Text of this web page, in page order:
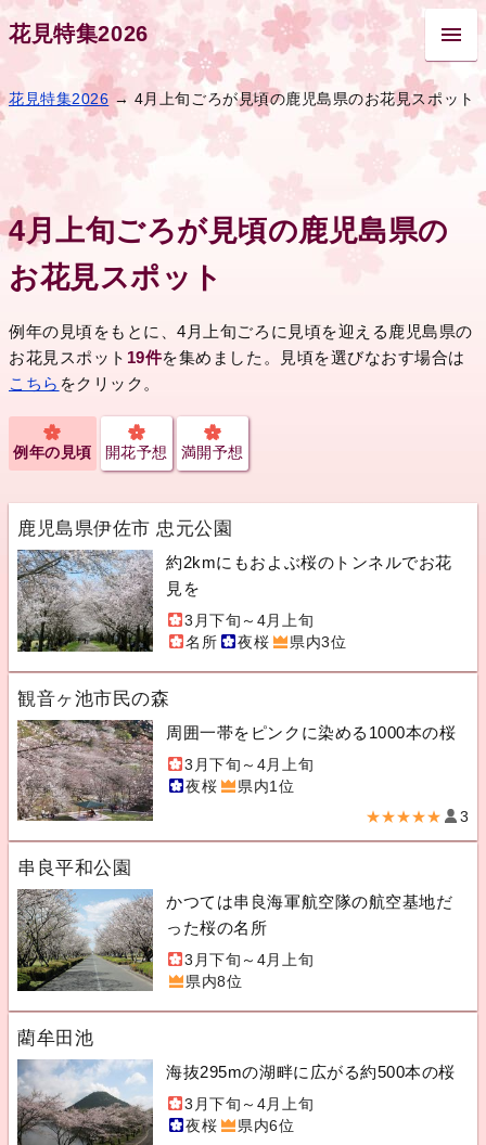
花見特集2026
花見特集2026 → 4月上旬ごろが見頃の鹿児島県のお花見スポット
4月上旬ごろが見頃の鹿児島県の
お花見スポット
例年の見頃をもとに、4月上旬ごろに見頃を迎える鹿児島県の
お花見スポット 19件を集めました。見頃を選びなおす場合は
こちら をクリック。
例年の見頃 開花予想 満開予想
鹿児島県伊佐市 忠元公園
約2kmにもおよぶ桜のトンネルでお花
見を
3月下旬～4月上旬
名所
夜桜 県内3位
観音ヶ池市民の森
周囲一帯をピンクに染める1000本の桜
3月下旬～4月上旬
夜桜
県内1位
★★★★★ 3
串良平和公園
かつては串良海軍航空隊の航空基地だ
った桜の名所
3月下旬～4月上旬
県内8位
藺牟田池
海抜295mの湖畔に広がる約500本の桜
3月下旬～4月上旬
夜桜
県内6位